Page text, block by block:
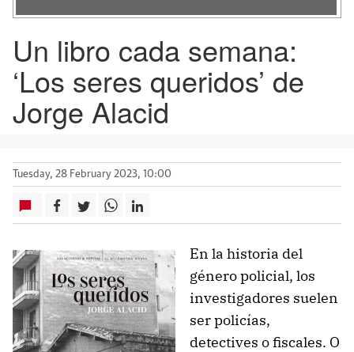
Un libro cada semana:
‘Los seres queridos’ de
Jorge Alacid
Tuesday, 28 February 2023, 10:00
En la historia del
género policial, los
investigadores suelen
ser policías,
detectives o fiscales. O